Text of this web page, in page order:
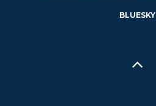
BLUESKY